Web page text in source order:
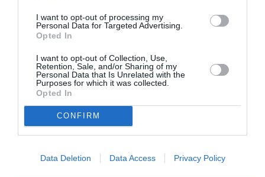
I want to opt-out of processing my
Personal Data for Targeted Advertising.
Opted In
I want to opt-out of Collection, Use,
Retention, Sale, and/or Sharing of my
Personal Data that Is Unrelated with the
Purposes for which it was collected.
Opted In
CONFIRM
Data Deletion Data Access Privacy Policy
Appel aux lecteurs !
Soutenez Air Journal participez
développement !
NOUS SOUTENIR